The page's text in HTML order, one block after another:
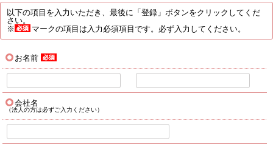
以下の項目を入力いただき、最後に「登録」ボタンをクリックしてくだ
さい。
※
マークの項目は入力必須項目です。必ず入力してください。
お名前
会社名
（法人の方は必ずご入力ください）